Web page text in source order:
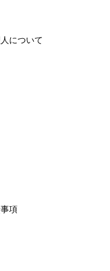
について
項